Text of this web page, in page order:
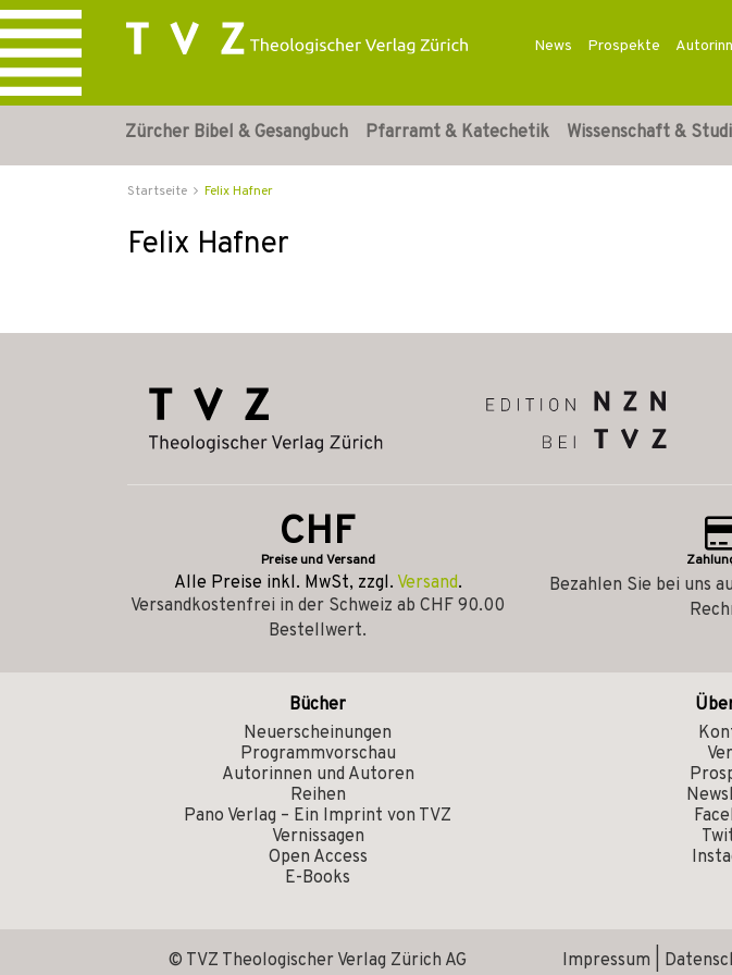
News Prospekte
Zürcher Bibel & Gesangbuch Pfarramt & Katechetik Wissenschaft &
Startseite Felix Hafner
Felix Hafner
CHF
Preise und Versand
Alle Preise inkl. MwSt, zzgl. Versand.
Versandkostenfrei in der Schweiz ab CHF 90.00
Bestellwert.
Bezahlen Sie bei uns
Bücher
Neuerscheinungen
Programmvorschau
Autorinnen und Autoren
Reihen
Pano Verlag – Ein Imprint von TVZ
Vernissagen
Open Access
E-Books
© TVZ Theologischer Verlag Zürich AG Impressum